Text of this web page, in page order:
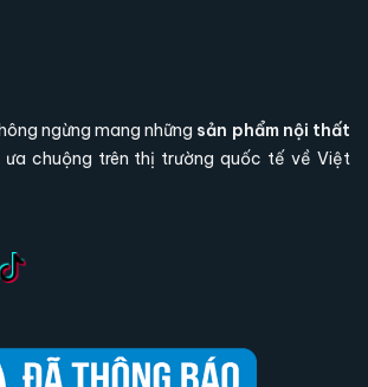
lại trải nghiệm ngồi
sao so với các mẫu ghế
ngừng mang những sản phẩm nội thất
chuộng trên thị trường quốc tế về Việt